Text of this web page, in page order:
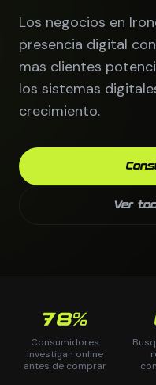
Los negocios en
presencia digital
mas clientes
los sistemas
crecimiento.
Ver
78%
Consumidores
investigan online
antes de comprar